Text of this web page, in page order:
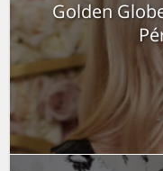
Golden